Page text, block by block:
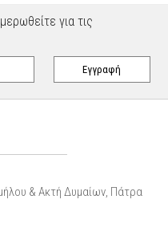
για τις
& Ακτή Δυμαίων, Πάτρα